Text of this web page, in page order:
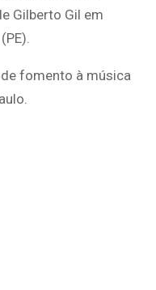
Gilberto Gil em
fomento à música